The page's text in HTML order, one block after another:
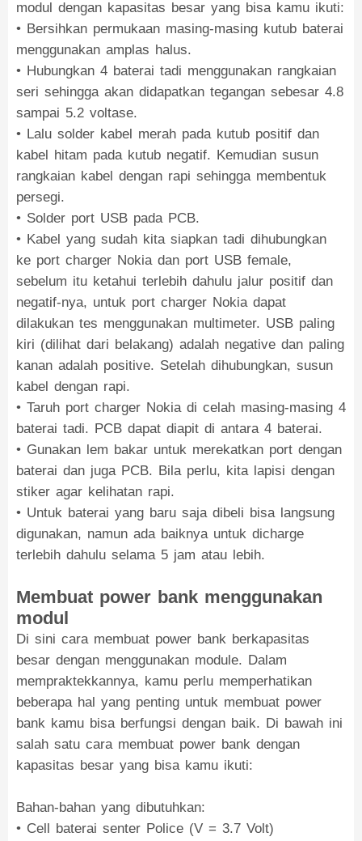
modul dengan kapasitas besar yang bisa kamu ikuti:
• Bersihkan permukaan masing-masing kutub baterai
menggunakan amplas halus.
• Hubungkan 4 baterai tadi menggunakan rangkaian
seri sehingga akan didapatkan tegangan sebesar 4.8
sampai 5.2 voltase.
• Lalu solder kabel merah pada kutub positif dan
kabel hitam pada kutub negatif. Kemudian susun
rangkaian kabel dengan rapi sehingga membentuk
persegi.
• Solder port USB pada PCB.
• Kabel yang sudah kita siapkan tadi dihubungkan
ke port charger Nokia dan port USB female,
sebelum itu ketahui terlebih dahulu jalur positif dan
negatif-nya, untuk port charger Nokia dapat
dilakukan tes menggunakan multimeter. USB paling
kiri (dilihat dari belakang) adalah negative dan paling
kanan adalah positive. Setelah dihubungkan, susun
kabel dengan rapi.
• Taruh port charger Nokia di celah masing-masing 4
baterai tadi. PCB dapat diapit di antara 4 baterai.
• Gunakan lem bakar untuk merekatkan port dengan
baterai dan juga PCB. Bila perlu, kita lapisi dengan
stiker agar kelihatan rapi.
• Untuk baterai yang baru saja dibeli bisa langsung
digunakan, namun ada baiknya untuk dicharge
terlebih dahulu selama 5 jam atau lebih.
Membuat power bank menggunakan
modul
Di sini cara membuat power bank berkapasitas
besar dengan menggunakan module. Dalam
mempraktekkannya, kamu perlu memperhatikan
beberapa hal yang penting untuk membuat power
bank kamu bisa berfungsi dengan baik. Di bawah ini
salah satu cara membuat power bank dengan
kapasitas besar yang bisa kamu ikuti:
Bahan-bahan yang dibutuhkan:
• Cell baterai senter Police (V = 3.7 Volt)